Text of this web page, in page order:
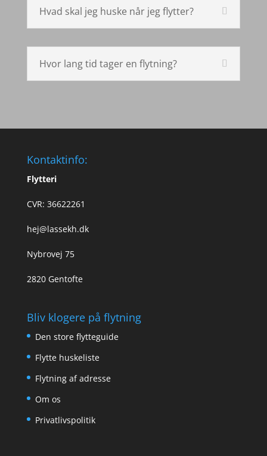
Hvad skal jeg huske når jeg flytter?
Hvor lang tid tager en flytning?
Kontaktinfo:
Flytteri
CVR: 36622261
hej@lassekh.dk
Nybrovej 75
2820 Gentofte
Bliv klogere på flytning
Den store flytteguide
Flytte huskeliste
Flytning af adresse
Om os
Privatlivspolitik